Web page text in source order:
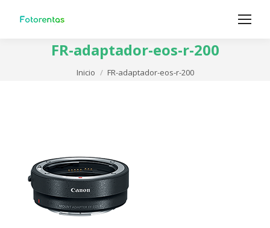
FR-adaptador-eos-r-200
Estás aquí:
Inicio FR-adaptador-eos-r-200